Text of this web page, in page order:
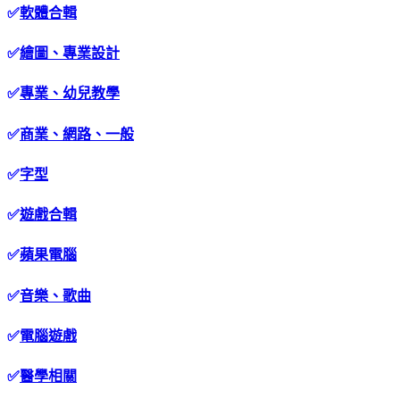
✅軟體合輯
✅繪圖、專業設計
✅專業、幼兒教學
✅商業、網路、一般
✅字型
✅遊戲合輯
✅蘋果電腦
✅音樂、歌曲
✅電腦遊戲
✅醫學相關